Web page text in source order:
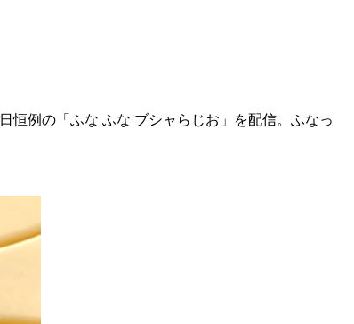
恒例の「ふな ふな ブシャらじお」を配信。ふなっ